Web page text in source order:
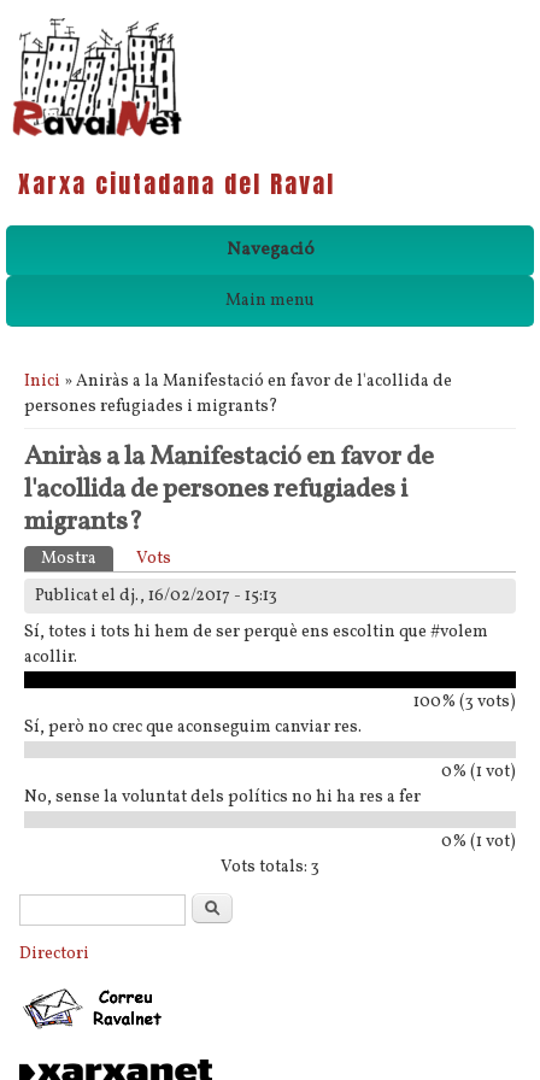
Xarxa ciutadana del Raval
Navegació
Main menu
Esteu aquí
Inici » Aniràs a la Manifestació en favor de l'acollida de
persones refugiades i migrants?
Aniràs a la Manifestació en favor de
l'acollida de persones refugiades i
migrants?
Pestanyes primàries
Mostra (pestanya activa)
Vots
Publicat el dj., 16/02/2017 - 15:13
Sí, totes i tots hi hem de ser perquè ens escoltin que #volem
acollir.
100% (3 vots)
Sí, però no crec que aconseguim canviar res.
0% (1 vot)
No, sense la voluntat dels polítics no hi ha res a fer
0% (1 vot)
Vots totals: 3
Formulari de cercaCerca
Directori